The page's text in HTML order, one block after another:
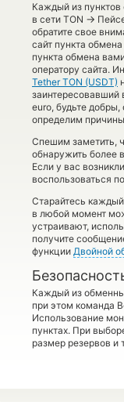
Каждый из пунктов
в сети TON →
обратите свое
сайт пункта
пункта обмена
оператору сайта.
Tether TON (USDT)
заинтересовавший
euro, будьте
определим
Спешим заметить,
обнаружить более
Если у вас
воспользоваться
Старайтесь
в любой момент
устраивают,
получите
функции Двойной
Каждый из
при этом команда
Использование
пунктах. При
размер резервов и